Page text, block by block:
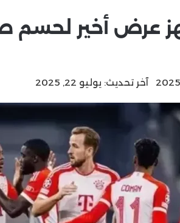
عرض أخير لحسم
آخر تحديث: يوليو 22, 2025